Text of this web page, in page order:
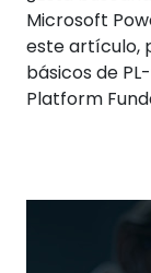
Microsoft
este artículo,
básicos de
Platform